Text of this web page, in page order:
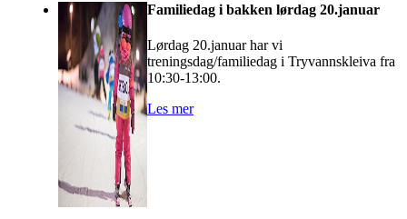
Familiedag i bakken lørdag 20.januar
Lørdag 20.januar har vi
treningsdag/familiedag i Tryvannskleiva fra
10:30-13:00.
Les mer